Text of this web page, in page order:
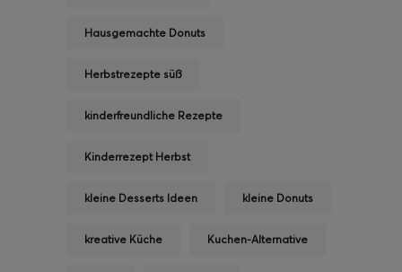
Hausgemachte Donuts
Herbstrezepte süß
kinderfreundliche Rezepte
Kinderrezept Herbst
kleine Desserts Ideen kleine Donuts
kreative Küche Kuchen-Alternative